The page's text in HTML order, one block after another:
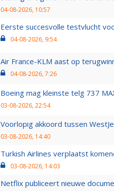
04-08-2026, 10:57
Eerste succesvolle testvlucht
04-08-2026, 9:54
Air France-KLM aast op
04-08-2026, 7:26
Boeing mag kleinste telg 737
03-08-2026, 22:54
Voorlopig akkoord tussen
03-08-2026, 14:40
Turkish Airlines verplaatst
03-08-2026, 14:03
Netflix publiceert nieuwe